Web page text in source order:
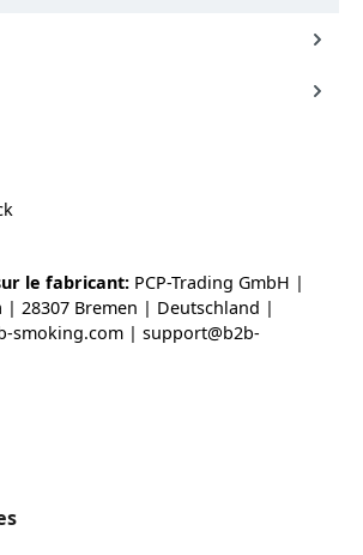
le fabricant: PCP-Trading GmbH |
| 28307 Bremen | Deutschland |
smoking.com | support@b2b-
de produits